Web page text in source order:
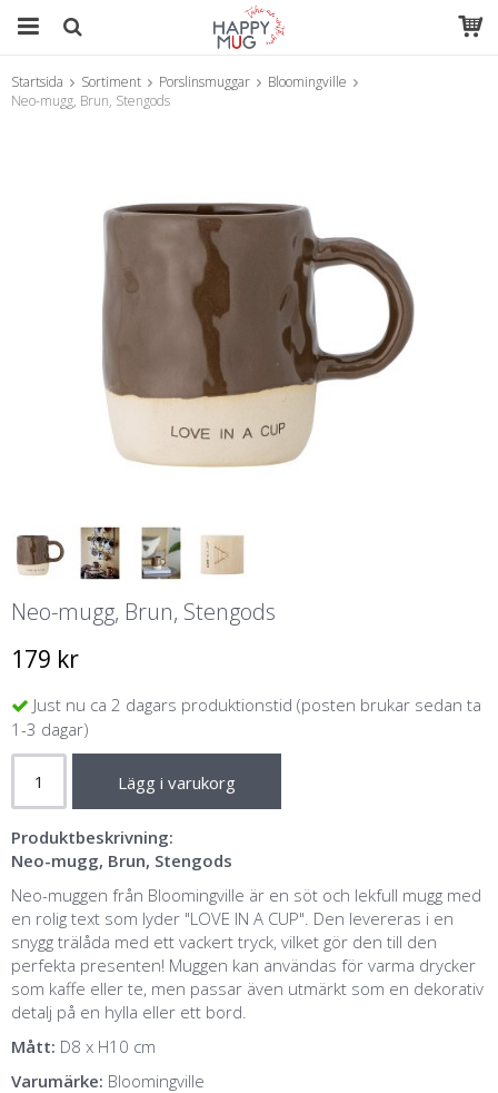
Produkten har blivit tillagd i varukorgen
Startsida Sortiment Porslinsmuggar
Bloomingville
Neo-mugg, Brun, Stengods
Neo-mugg, Brun, Stengods
179 kr
Just nu ca 2 dagars produktionstid (posten brukar sedan ta
1-3 dagar)
Lägg i varukorg
Produktbeskrivning:
Neo-mugg, Brun, Stengods
Neo-muggen från Bloomingville är en söt och lekfull mugg med
en rolig text som lyder "LOVE IN A CUP". Den levereras i en
snygg trälåda med ett vackert tryck, vilket gör den till den
perfekta presenten! Muggen kan användas för varma drycker
som kaffe eller te, men passar även utmärkt som en dekorativ
detalj på en hylla eller ett bord.
Mått: D8 x H10 cm
Varumärke: Bloomingville